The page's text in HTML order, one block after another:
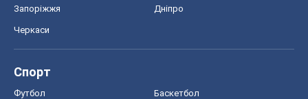
Запоріжжя Дніпро
Черкаси
Спорт
Футбол Баскетбол